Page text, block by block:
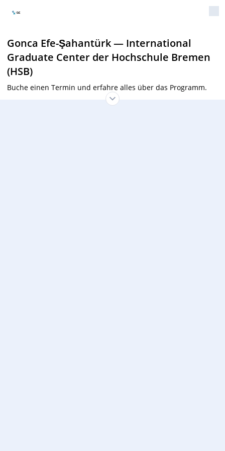
Gonca Efe-Şahantürk— International
Graduate Center der Hochschule Bremen
(HSB)
Buche einen Termin und erfahre alles über das Programm.